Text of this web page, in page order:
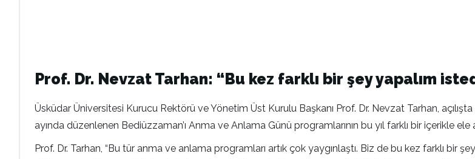
Prof. Dr. Nevzat Tarhan: “Bu kez farklı bir şey yapalım
Üsküdar Üniversitesi Kurucu Rektörü ve Yönetim Üst Kurulu Başkanı Prof. Dr. Nevzat Tarhan,
ayında düzenlenen Bediüzzaman’ı Anma ve Anlama Günü programlarının bu yıl farklı bir içerikle ele
Prof. Dr. Tarhan, “Bu tür anma ve anlama programları artık çok yaygınlaştı. Biz de bu kez farklı bir